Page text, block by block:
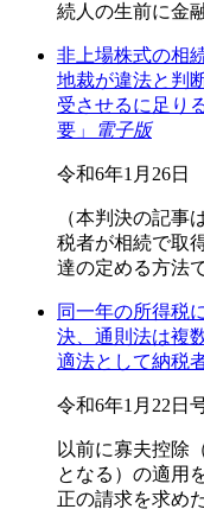
続人の生前に金
非上場株式の相
地裁が違法と判
受させるに足り
要」
電子版
令和6年1月26日
（本判決の記事
税者が相続で取
達の定める方法
同一年の所得税
決、通則法は複
適法として納税
令和6年1月22日
以前に寡夫控除
となる）の適用
正の請求を求め